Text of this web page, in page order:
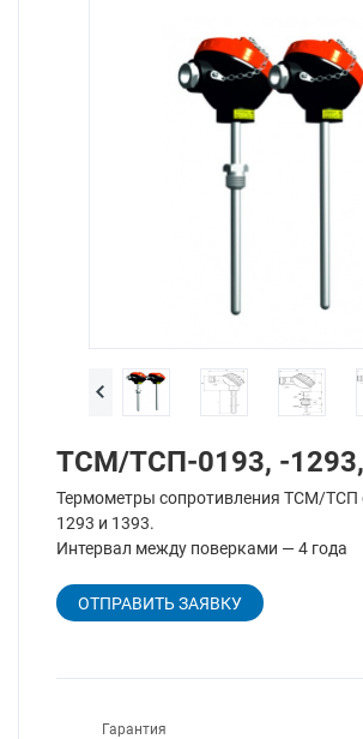
ТСМ/ТСП-0193, -
Термометры сопротивления ТСМ/ТСП
1293 и 1393.
Интервал между поверками — 4 года
ОТПРАВИТЬ ЗАЯВКУ
Гарантия